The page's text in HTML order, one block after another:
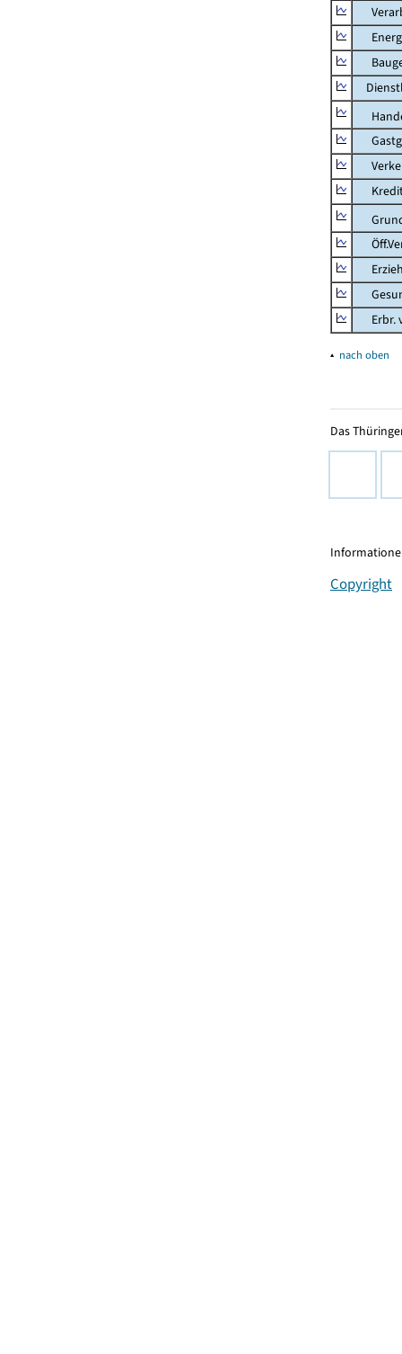
Erbr.
▴ nach oben
Das
Copyright